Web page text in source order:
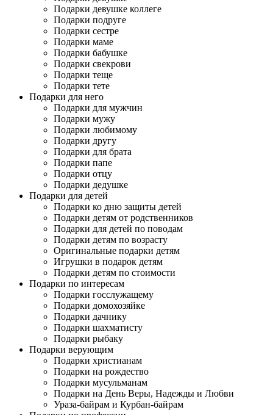
Подарки девушке коллеге
Подарки подруге
Подарки сестре
Подарки маме
Подарки бабушке
Подарки свекрови
Подарки теще
Подарки тете
Подарки для него
Подарки для мужчин
Подарки мужу
Подарки любимому
Подарки другу
Подарки для брата
Подарки папе
Подарки отцу
Подарки дедушке
Подарки для детей
Подарки ко дню защиты детей
Подарки детям от родственников
Подарки для детей по поводам
Подарки детям по возрасту
Оригинальные подарки детям
Игрушки в подарок детям
Подарки детям по стоимости
Подарки по интересам
Подарки госслужащему
Подарки домохозяйке
Подарки дачнику
Подарки шахматисту
Подарки рыбаку
Подарки верующим
Подарки христианам
Подарки на рождество
Подарки мусульманам
Подарки на День Веры, Надежды и Любви
Ураза-байрам и Курбан-байрам